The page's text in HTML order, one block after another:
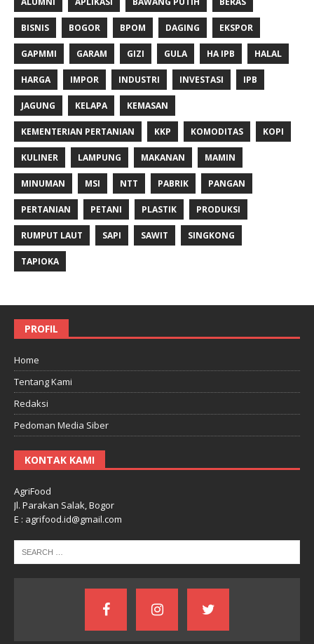
BISNIS BOGOR BPOM DAGING EKSPOR
GAPMMI GARAM GIZI GULA HA IPB HALAL
HARGA IMPOR INDUSTRI INVESTASI IPB
JAGUNG KELAPA KEMASAN
KEMENTERIAN PERTANIAN KKP KOMODITAS KOPI
KULINER LAMPUNG MAKANAN MAMIN
MINUMAN MSI NTT PABRIK PANGAN
PERTANIAN PETANI PLASTIK PRODUKSI
RUMPUT LAUT SAPI SAWIT SINGKONG
TAPIOKA
PROFIL
Home
Tentang Kami
Redaksi
Pedoman Media Siber
KONTAK KAMI
AgriFood
Jl. Parakan Salak, Bogor
E : agrifood.id@gmail.com